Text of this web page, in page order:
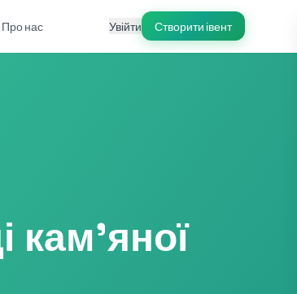
Про нас Увійти Створити івент
кам'яної